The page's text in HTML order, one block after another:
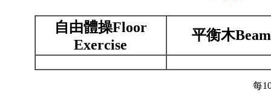
自由體操Floor
Exercise
平衡木Beam
每